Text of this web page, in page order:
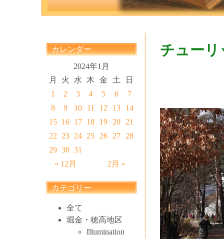
カレンダー
2024年1月
月
火 水 木 金 土 日
« 12月 2月 »
1 2 3 4 5 6
7
8
9 10 11 12 13
14
15 16 17 18 19 20
21
22
23 24 25 26 27
28
29 30 31
カテゴリー
全て
堀金・穂高地区
Illumination
チュー